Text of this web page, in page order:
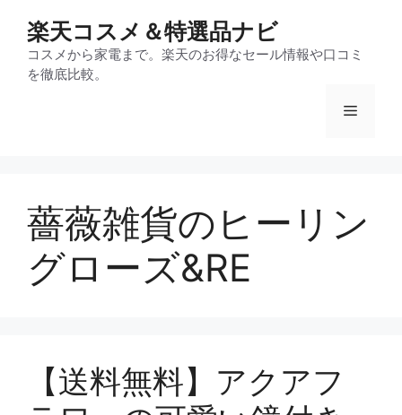
楽天コスメ＆特選品ナビ
コスメから家電まで。楽天のお得なセール情報や口コミ
を徹底比較。
メ
ュ
薔薇雑貨のヒーリン
グローズ&RE
【送料無料】アクアフ